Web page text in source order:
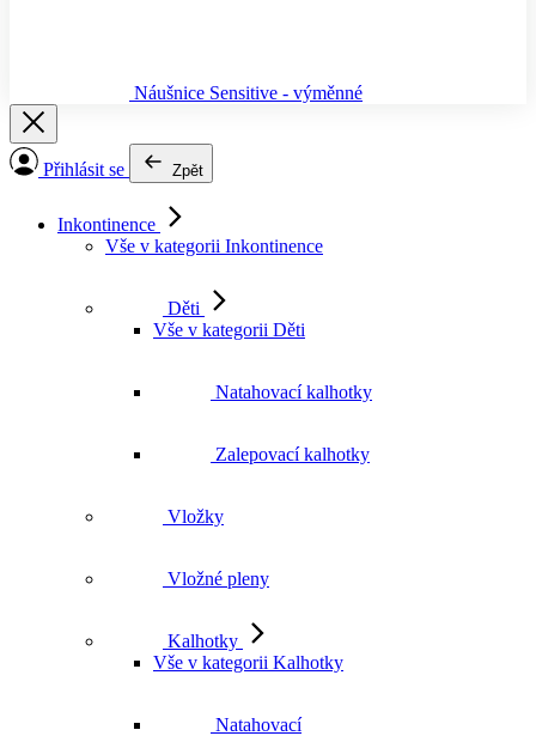
Náušnice Sensitive - výměnné
Přihlásit se Zpět
Inkontinence
Vše v kategorii Inkontinence
Děti
Vše v kategorii Děti
Natahovací kalhotky
Zalepovací kalhotky
Vložky
Vložné pleny
Kalhotky
Vše v kategorii Kalhotky
Natahovací